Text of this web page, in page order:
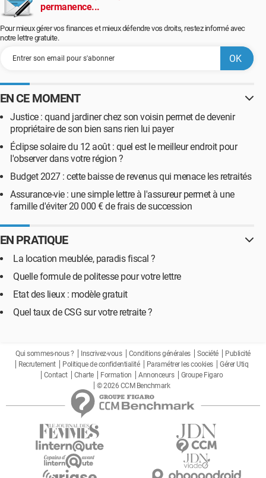
permanence...
Pour mieux gérer vos finances et mieux défendre vos droits, restez informé avec
notre lettre gratuite.
EN CE MOMENT
Justice : quand jardiner chez son voisin permet de devenir
propriétaire de son bien sans rien lui payer
Éclipse solaire du 12 août : quel est le meilleur endroit pour
l'observer dans votre région ?
Budget 2027 : cette baisse de revenus qui menace les retraités
Assurance-vie : une simple lettre à l'assureur permet à une
famille d'éviter 20 000 € de frais de succession
EN PRATIQUE
La location meublée, paradis fiscal ?
Quelle formule de politesse pour votre lettre
Etat des lieux : modèle gratuit
Quel taux de CSG sur votre retraite ?
Qui sommes-nous ? Inscrivez-vous Conditions générales Société
Publicité
Recrutement
Politique de confidentialité Paramétrer les cookies
Gérer Utiq
Contact
Charte Formation Annonceurs
Groupe Figaro
© 2026 CCM Benchmark